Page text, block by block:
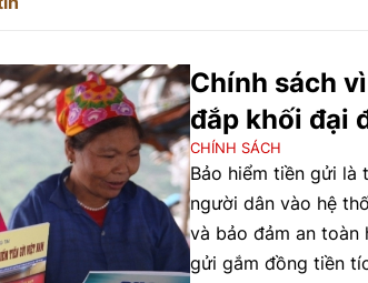
Chính sách
đắp khối đại
CHÍNH SÁCH
Bảo hiểm tiền gửi là
người dân vào hệ
và bảo đảm an toàn
gửi gắm đồng tiền